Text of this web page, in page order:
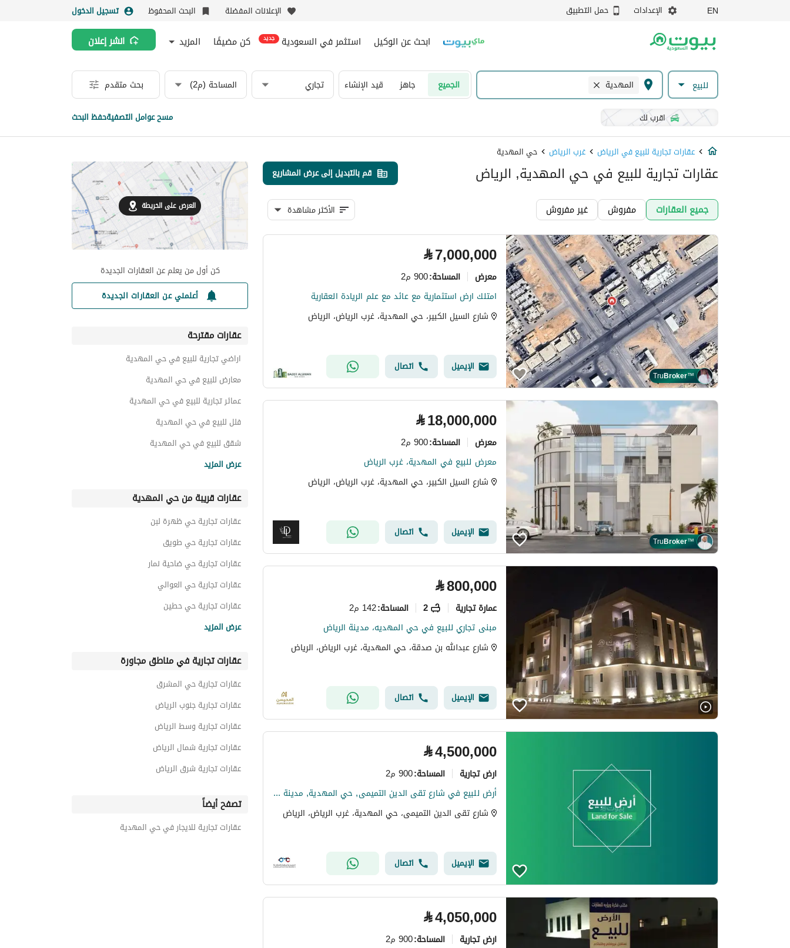
EN الإعدادات حمل التطبيق الإعلانات المفضلة البحث المحفوظ تسجيل الدخول
ابحث عن الوكيل استثمر في السعودية جديد كن مضيفًا المزيد انشر إعلان
للبيع المهدية الجميع جاهز قيد الإنشاء تجاري المساحة (م2) بحث متقدم
اقرب لك مسح عوامل التصفيةحفظ البحث
عقارات تجارية للبيع في الرياض غرب الرياض حي المهدية
عقارات تجارية للبيع في حي المهدية, الرياض قم بالتبديل إلى عرض المشاريع
جميع العقارات مفروش غير مفروش الأكثر مشاهدة
TruBroker™
⃁7,000,000
معرض المساحة:900 م2
امتلك ارض استثمارية مع عائد مع علم الريادة العقارية
شارع السيل الكبير، حي المهدية، غرب الرياض، الرياض
الإيميل اتصال
TruBroker™
⃁18,000,000
معرض المساحة:900 م2
معرض للبيع في المهدية، غرب الرياض
شارع السيل الكبير، حي المهدية، غرب الرياض، الرياض
الإيميل اتصال
⃁800,000
عمارة تجارية 2 المساحة:142 م2
مبنى تجاري للبيع في حي المهديه، مدينة الرياض
شارع عبدالله بن صدقة، حي المهدية، غرب الرياض، الرياض
الإيميل اتصال
⃁4,500,000
ارض تجارية المساحة:900 م2
أرض للبيع في شارع تقى الدين التميمى, حي المهدية, مدينة الرياض, منطقة الرياض
شارع تقى الدين التميمى، حي المهدية، غرب الرياض، الرياض
الإيميل اتصال
⃁4,050,000
ارض تجارية المساحة:900 م2
العرض على الخريطة
كن أول من يعلم عن العقارات الجديدة
أعلمني عن العقارات الجديدة
عقارات مقترحة
اراضي تجارية للبيع في حي المهدية
معارض للبيع في حي المهدية
عمائر تجارية للبيع في حي المهدية
فلل للبيع في حي المهدية
شقق للبيع في حي المهدية
استراحات للبيع في حي المهدية
ادوار للبيع في حي المهدية
عقارات للبيع في حي المهدية
عرض المزيد
عقارات قريبة من حي المهدية
عقارات تجارية حي ظهرة لبن
عقارات تجارية حي طويق
عقارات تجارية حي ضاحية نمار
عقارات تجارية حي العوالي
عقارات تجارية حي حطين
عقارات تجارية حي النخيل
عقارات تجارية حي الملقا
عقارات تجارية حي الزهرة
عرض المزيد
عقارات تجارية في مناطق مجاورة
عقارات تجارية حي المشرق
عقارات تجارية جنوب الرياض
عقارات تجارية وسط الرياض
عقارات تجارية شمال الرياض
عقارات تجارية شرق الرياض
تصفح أيضاً
عقارات تجارية للايجار في حي المهدية